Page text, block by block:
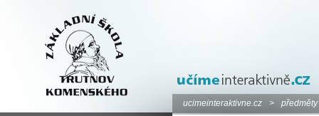
ucimeinteraktivne.cz > předměty